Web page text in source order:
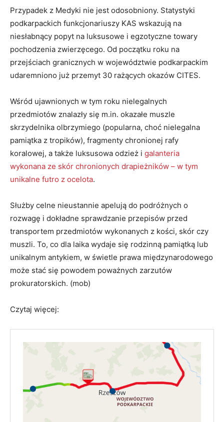
Przypadek z Medyki nie jest odosobniony. Statystyki
podkarpackich funkcjonariuszy KAS wskazują na
niesłabnący popyt na luksusowe i egzotyczne towary
pochodzenia zwierzęcego. Od początku roku na
przejściach granicznych w województwie podkarpackim
udaremniono już przemyt 30 rażących okazów CITES.
Wśród ujawnionych w tym roku nielegalnych
przedmiotów znalazły się m.in. okazałe muszle
skrzydelnika olbrzymiego (popularna, choć nielegalna
pamiątka z tropików), fragmenty chronionej rafy
koralowej, a także luksusowa odzież i galanteria
wykonana ze skór chronionych drapieżników – w tym
unikalne futro z ocelota.
Służby celne nieustannie apelują do podróżnych o
rozwagę i dokładne sprawdzanie przepisów przed
transportem przedmiotów wykonanych z kości, skór czy
muszli. To, co dla laika wydaje się rodzinną pamiątką lub
unikalnym antykiem, w świetle prawa międzynarodowego
może stać się powodem poważnych zarzutów
prokuratorskich. (mob)
Czytaj więcej: